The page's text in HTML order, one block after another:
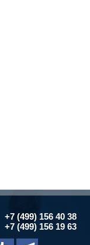
+7 (499) 156 40 38
+7 (499) 156 19 63